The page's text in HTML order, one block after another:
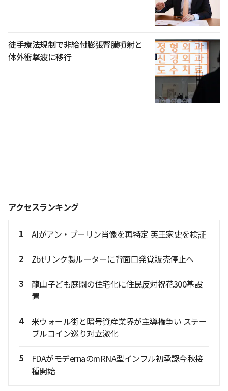
徒手療法規制で非給付膨張腎臓噴射と
体外衝撃波に移行
アクセスランキング
1 AIがアン・ブーリン肖像を再特定 英王家史を検証
2 Zbtリンク製ルーターに背面口発覚販売停止へ
3
龍山子ども庭園の住宅化に住民反対祝花300基設
置
4
米ウォール街と暗号資産業界が主導権争い ステー
ブルコイン巡り対立激化
5
FDAがモデernaのmRNA型インフル初承認今秋接
種開始